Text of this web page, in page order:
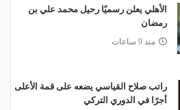
الأهلي يعلن رسميًا رحيل محمد علي بن
رمضان
منذ 9 ساعات
راتب صلاح القياسي يضعه على قمة الأعلى
أجرًا في الدوري التركي